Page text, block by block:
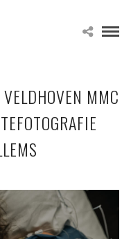
VELDHOVEN MMC